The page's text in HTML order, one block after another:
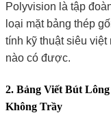
Polyvision là tập
loại mặt bảng thép
tính kỹ thuật siêu
nào có được.
2. Bảng Viết Bút
Không Trầy